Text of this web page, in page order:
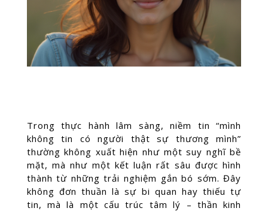
Trong thực hành lâm sàng, niềm tin “mình
không tin có người thật sự thương mình”
thường không xuất hiện như một suy nghĩ bề
mặt, mà như một kết luận rất sâu được hình
thành từ những trải nghiệm gắn bó sớm. Đây
không đơn thuần là sự bi quan hay thiếu tự
tin, mà là một cấu trúc tâm lý – thần kinh